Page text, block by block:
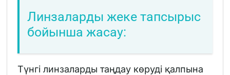
Линзаларды жеке тапсырыс
бойынша жасау:
Түнгі линзаларды таңдау көруді қалпына